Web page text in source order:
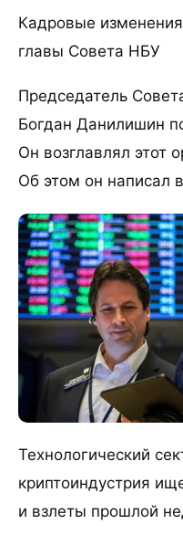
Кадровые
главы Совета НБУ
Председатель
Богдан Данилишин
Он возглавлял этот
Об этом он написал
Технологический
криптоиндустрия
и взлеты прошлой